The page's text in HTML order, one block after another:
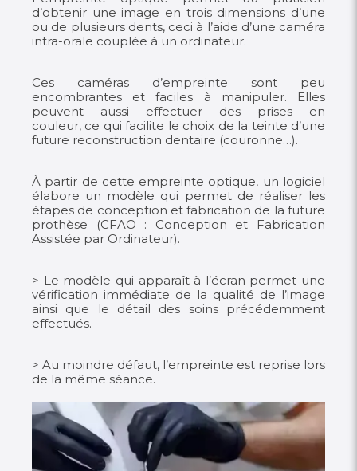
d’obtenir une image en trois dimensions d’une
ou de plusieurs dents, ceci à l’aide d’une caméra
intra-orale couplée à un ordinateur.
Ces caméras d’empreinte sont peu
encombrantes et faciles à manipuler. Elles
peuvent aussi effectuer des prises en
couleur, ce qui facilite le choix de la teinte d’une
future reconstruction dentaire (couronne…).
À partir de cette empreinte optique, un logiciel
élabore un modèle qui permet de réaliser les
étapes de conception et fabrication de la future
prothèse (CFAO : Conception et Fabrication
Assistée par Ordinateur).
> Le modèle qui apparaît à l’écran permet une
vérification immédiate de la qualité de l’image
ainsi que le détail des soins précédemment
effectués.
> Au moindre défaut, l’empreinte est reprise lors
de la même séance.